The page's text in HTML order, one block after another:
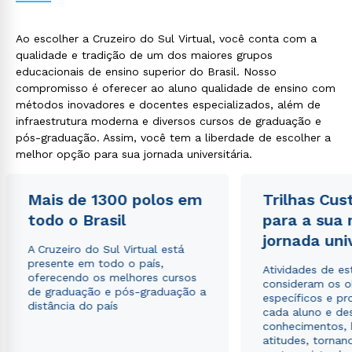
Ao escolher a Cruzeiro do Sul Virtual, você conta com a
qualidade e tradição de um dos maiores grupos
educacionais de ensino superior do Brasil. Nosso
compromisso é oferecer ao aluno qualidade de ensino com
métodos inovadores e docentes especializados, além de
infraestrutura moderna e diversos cursos de graduação e
pós-graduação. Assim, você tem a liberdade de escolher a
melhor opção para sua jornada universitária.
Mais de 1300 polos em
todo o Brasil
A Cruzeiro do Sul Virtual está
presente em todo o país,
oferecendo os melhores cursos
de graduação e pós-graduação a
distância do país
Trilhas
para a sua
jornada
Atividades de
consideram os
específicos e
cada aluno e
conhecimentos,
atitudes,
Rápido e fácil
Estou de acordo com a Política de Privacidade.e
autorizo que meus dados sejam utilizados para o